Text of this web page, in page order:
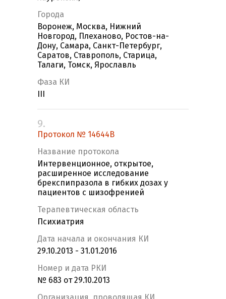
Города
Воронеж, Москва, Нижний
Новгород, Плеханово, Ростов-на-
Дону, Самара, Санкт-Петербург,
Саратов, Ставрополь, Старица,
Талаги, Томск, Ярославль
Фаза КИ
9.
Протокол № 14644В
Название протокола
Интервенционное, открытое,
расширенное исследование
брекспипразола в гибких дозах у
пациентов с шизофренией
Терапевтическая область
Психиатрия
Дата начала и окончания КИ
29.10.2013 - 31.01.2016
Номер и дата РКИ
№ 683 от 29.10.2013